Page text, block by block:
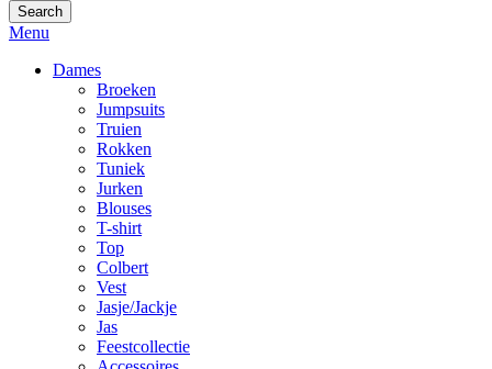
Search
Menu
Dames
Broeken
Jumpsuits
Truien
Rokken
Tuniek
Jurken
Blouses
T-shirt
Top
Colbert
Vest
Jasje/Jackje
Jas
Feestcollectie